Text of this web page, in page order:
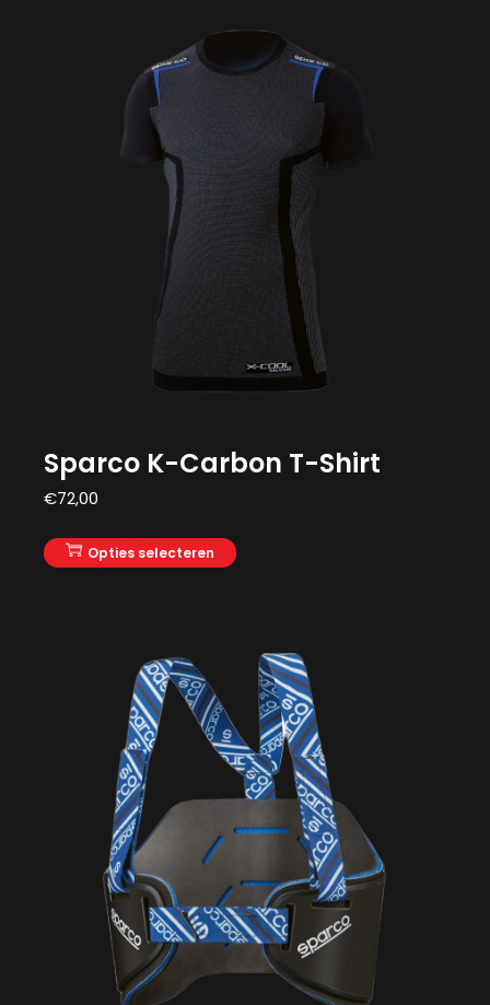
Sparco K-Carbon T-Shirt
€72,00
Opties selecteren